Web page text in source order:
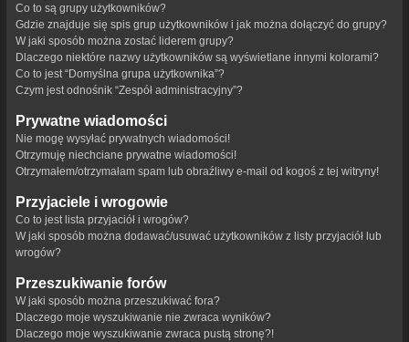
Co to są grupy użytkowników?
Gdzie znajduje się spis grup użytkowników i jak można dołączyć do grupy?
W jaki sposób można zostać liderem grupy?
Dlaczego niektóre nazwy użytkowników są wyświetlane innymi kolorami?
Co to jest “Domyślna grupa użytkownika”?
Czym jest odnośnik “Zespół administracyjny”?
Prywatne wiadomości
Nie mogę wysyłać prywatnych wiadomości!
Otrzymuję niechciane prywatne wiadomości!
Otrzymałem/otrzymałam spam lub obraźliwy e-mail od kogoś z tej witryny!
Przyjaciele i wrogowie
Co to jest lista przyjaciół i wrogów?
W jaki sposób można dodawać/usuwać użytkowników z listy przyjaciół lub
wrogów?
Przeszukiwanie forów
W jaki sposób można przeszukiwać fora?
Dlaczego moje wyszukiwanie nie zwraca wyników?
Dlaczego moje wyszukiwanie zwraca pustą stronę?!